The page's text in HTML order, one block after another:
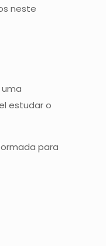
neste
estudar o
para